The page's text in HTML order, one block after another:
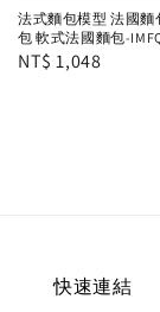
法式麵包模型 法國麵
包 軟式法國麵包-
Regular
NT$ 1,048
快速連結